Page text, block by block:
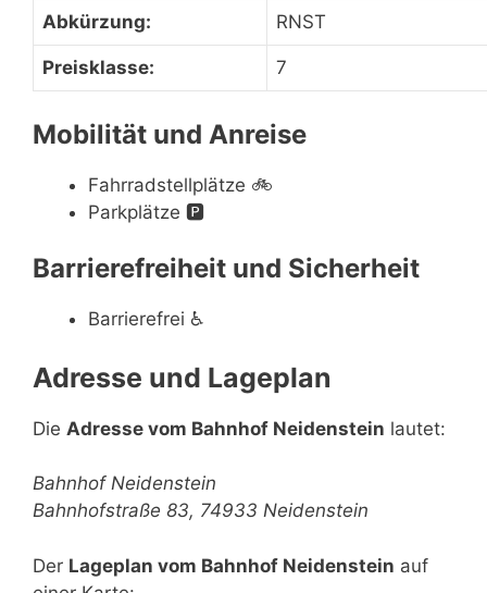
Abkürzung: RNST
Preisklasse: 7
Mobilität und Anreise
Fahrradstellplätze 🚲
Parkplätze 🅿️
Barrierefreiheit und Sicherheit
Barrierefrei ♿
Adresse und Lageplan
Die Adresse vom Bahnhof Neidenstein lautet:
Bahnhof Neidenstein
Bahnhofstraße 83, 74933 Neidenstein
Der Lageplan vom Bahnhof Neidenstein auf